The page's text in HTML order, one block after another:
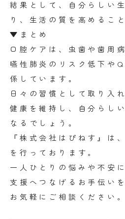
結果として、自分らしい
り、生活の質を高めるこ
▼まとめ
口腔ケアは、虫歯や歯周
嚥性肺炎のリスク低下や
係しています。
日々の習慣として取り入
健康を維持し、自分らし
なるでしょう。
『株式会社はぴねす』は
を行っております。
一人ひとりの悩みや不安
支援へつなげるお手伝い
お気軽にご相談ください。